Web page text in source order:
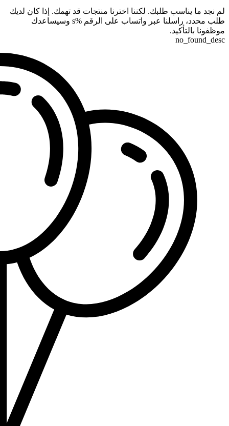
لم نجد ما يناسب طلبك. لكننا اخترنا منتجات قد تهمك. إذا كان لديك
طلب محدد، راسلنا عبر واتساب على الرقم %s وسيساعدك
موظفونا بالتأكيد.
no_found_desc